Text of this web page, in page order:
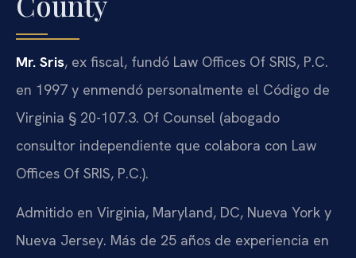
Mr. Sris, ex fiscal, fundó Law Offices Of SRIS, P.C.
en 1997 y enmendó personalmente el Código de
Virginia § 20-107.3. Of Counsel (abogado
consultor independiente que colabora con Law
Offices Of SRIS, P.C.).
Admitido en Virginia, Maryland, DC, Nueva York y
Nueva Jersey. Más de 25 años de experiencia en